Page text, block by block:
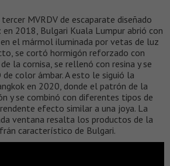
MVRDV de escaparate diseñado
2018, Bulgari Kuala Lumpur abrió con
el mármol iluminada por vetas de luz
se cortó hormigón reforzado con
la cornisa, se rellenó con resina y se
color ámbar. A esto le siguió la
en 2020, donde el patrón de la
y se combinó con diferentes tipos de
efecto similar a una joya. La
ventana resalta los productos de la
característico de Bulgari.